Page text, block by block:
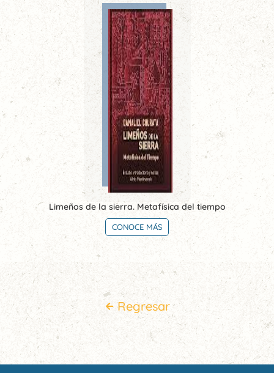
Limeños de la sierra. Metafísica del tiempo
CONOCE MÁS
Regresar